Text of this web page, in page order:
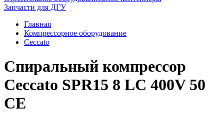
Запчасти для ДГУ
Главная
Компрессорное оборудование
Ceccato
Спиральный компрессор
Ceccato SPR15 8 LC 400V 50
CE